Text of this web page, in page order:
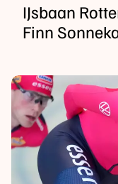
IJsbaan
Finn